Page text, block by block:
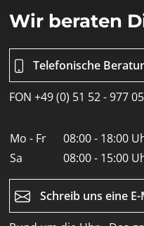
Wir beraten
Telefonische
FON +49 (0) 51 52 - 977
Mo - Fr
08:00 - 18:00
Sa
08:00 - 15:00
Schreib uns eine